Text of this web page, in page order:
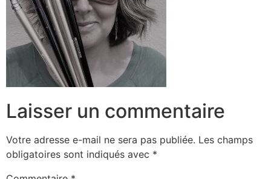
Laisser un commentaire
Votre adresse e-mail ne sera pas publiée. Les champs
obligatoires sont indiqués avec *